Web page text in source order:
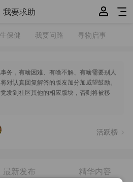
我要求助
保健 我要问路 寻物启事
务，有啥困难、有啥不解、有啥需要别人
对认真回复解答的版友加分加威望鼓励。
发到社区其他的相应版块，否则将被移
活跃榜
最新发布 精华内容